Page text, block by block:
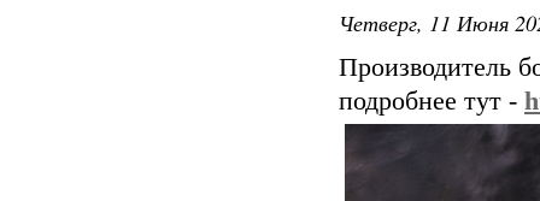
Четверг, 11 Июня
Производитель
подробнее тут -